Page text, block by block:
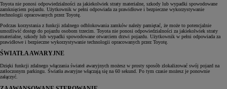
Toyota nie ponosi odpowiedzialności za jakiekolwiek straty materialne, szkody lub wypadki spowodowane
zamknięciem pojazdu. Użytkownik w pełni odpowiada za prawidłowe i bezpieczne wykorzystywanie
technologii opracowanych przez Toyotę.
Podczas korzystania z funkcji zdalnego odblokowania zamków należy pamiętać, że może to potencjalnie
umożliwić dostęp do pojazdu osobom trzecim. Toyota nie ponosi odpowiedzialności za jakiekolwiek straty
materialne, szkody lub wypadki spowodowane otwarciem drzwi pojazdu. Użytkownik w pełni odpowiada za
prawidłowe i bezpieczne wykorzystywanie technologii opracowanych przez Toyotę.
ŚWIATŁA AWARYJNE
Dzięki funkcji zdalnego włączania świateł awaryjnych możesz w prosty sposób zlokalizować swój pojazd na
zatłoczonym parkingu. Światła awaryjne włączają się na 60 sekund. Po tym czasie możesz je ponownie
załączyć.